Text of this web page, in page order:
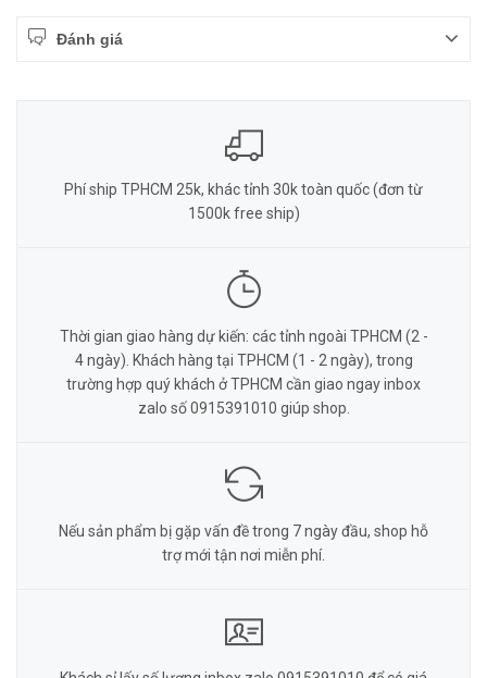
Đánh giá
Phí ship TPHCM 25k, khác tỉnh 30k toàn quốc (đơn từ
1500k free ship)
Thời gian giao hàng dự kiến: các tỉnh ngoài TPHCM (2 -
4 ngày). Khách hàng tại TPHCM (1 - 2 ngày), trong
trường hợp quý khách ở TPHCM cần giao ngay inbox
zalo số 0915391010 giúp shop.
Nếu sản phẩm bị gặp vấn đề trong 7 ngày đầu, shop hỗ
trợ mới tận nơi miễn phí.